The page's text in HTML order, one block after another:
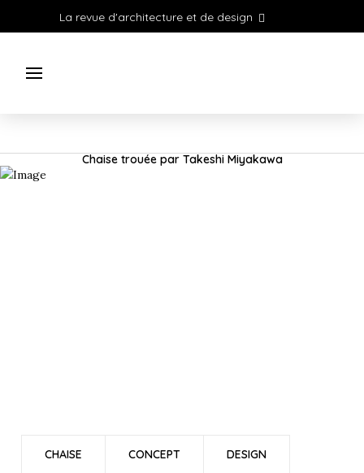
La revue d'architecture et de design
Chaise trouée par Takeshi Miyakawa
CHAISE CONCEPT DESIGN